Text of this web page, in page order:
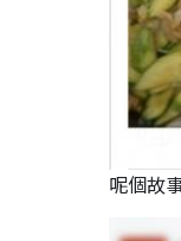
呢個故